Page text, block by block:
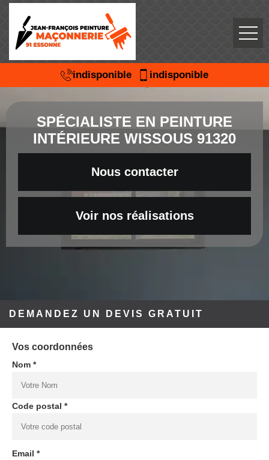
indisponible indisponible
SPÉCIALISTE EN PEINTURE
INTÉRIEURE WISSOUS 91320
Nous contacter
Voir nos réalisations
DEMANDEZ UN DEVIS GRATUIT
Vos coordonnées
Nom *
Code postal *
Email *